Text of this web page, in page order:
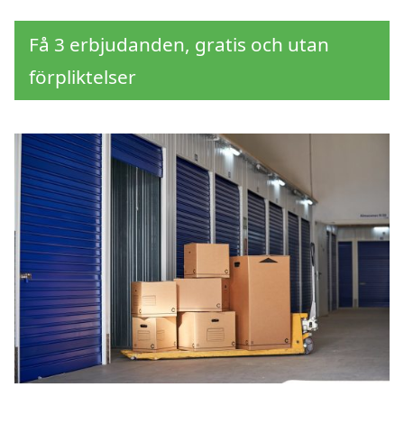
Få 3 erbjudanden, gratis och utan
förpliktelser